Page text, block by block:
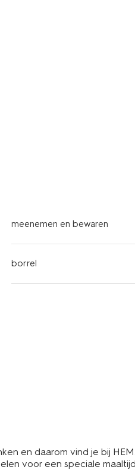
meenemen en bewaren
borrel
en daarom vind je bij
voor een speciale